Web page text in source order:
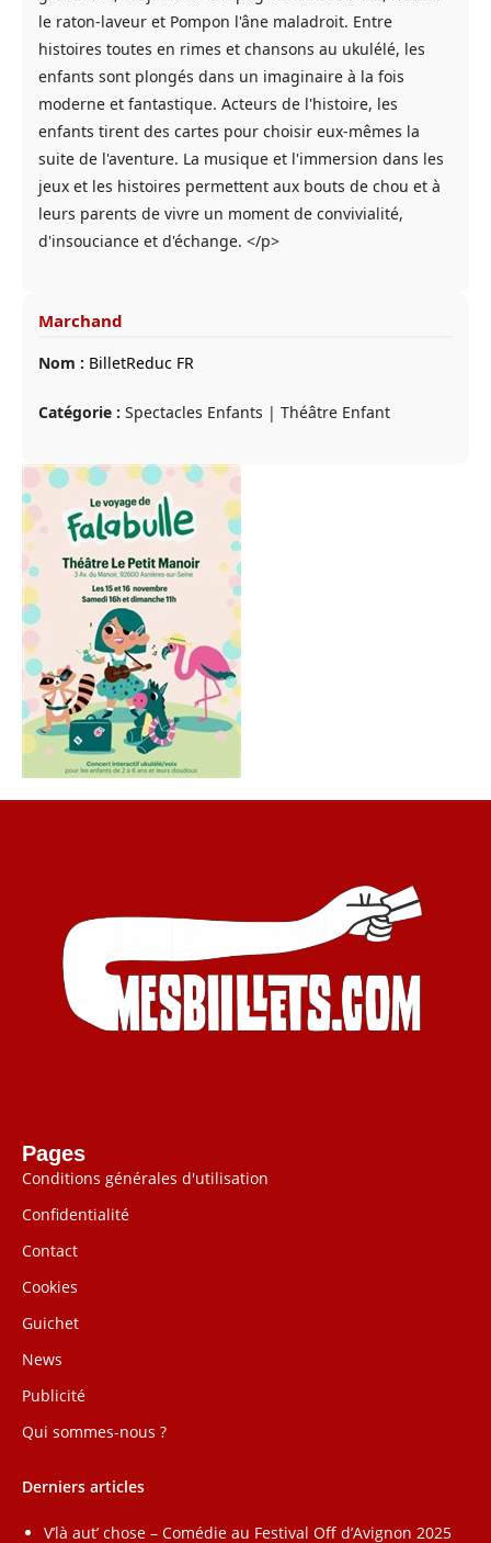
le raton-laveur et Pompon l'âne maladroit. Entre
histoires toutes en rimes et chansons au ukulélé, les
enfants sont plongés dans un imaginaire à la fois
moderne et fantastique. Acteurs de l'histoire, les
enfants tirent des cartes pour choisir eux-mêmes la
suite de l'aventure. La musique et l'immersion dans les
jeux et les histoires permettent aux bouts de chou et à
leurs parents de vivre un moment de convivialité,
d'insouciance et d'échange. </p>
Marchand
Nom : BilletReduc FR
Catégorie : Spectacles Enfants | Théâtre Enfant
Pages
Conditions générales d'utilisation
Confidentialité
Contact
Cookies
Guichet
News
Publicité
Qui sommes-nous ?
Derniers articles
V’là aut’ chose – Comédie au Festival Off d’Avignon 2025